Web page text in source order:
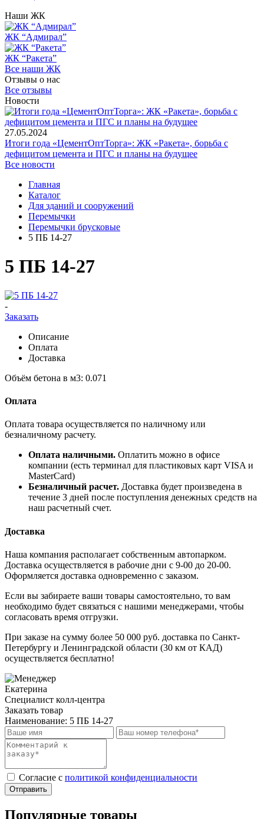
Наши ЖК
ЖК “Адмирал”
ЖК “Ракета”
Все наши ЖК
Отзывы о нас
Все отзывы
Новости
27.05.2024
Итоги года «ЦементОптТорга»: ЖК «Ракета», борьба с
дефицитом цемента и ПГС и планы на будущее
Все новости
Главная
Каталог
Для зданий и сооружений
Перемычки
Перемычки брусковые
5 ПБ 14-27
5 ПБ 14-27
-
Заказать
Описание
Оплата
Доставка
Объём бетона в м3: 0.071
Оплата
Оплата товара осуществляется по наличному или
безналичному расчету.
Оплата наличными. Оплатить можно в офисе
компании (есть терминал для пластиковых карт VISA и
MasterCard)
Безналичный расчет. Доставка будет произведена в
течение 3 дней после поступления денежных средств на
наш расчетный счет.
Доставка
Наша компания располагает собственным автопарком.
Доставка осуществляется в рабочие дни с 9-00 до 20-00.
Оформляется доставка одновременно с заказом.
Если вы забираете ваши товары самостоятельно, то вам
необходимо будет связаться с нашими менеджерами, чтобы
согласовать время отгрузки.
При заказе на сумму более 50 000 руб. доставка по Санкт-
Петербургу и Ленинградской области (30 км от КАД)
осуществляется бесплатно!
Екатерина
Специалист колл-центра
Заказать товар
Наименование: 5 ПБ 14-27
Cогласие с политикой конфиденциальности
Отправить
Популярные товары